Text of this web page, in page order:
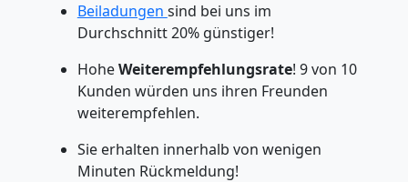
Beiladungen sind bei uns im
Durchschnitt 20% günstiger!
HoheWeiterempfehlungsrate! 9 von 10
Kunden würden uns ihren Freunden
weiterempfehlen.
Sie erhalten innerhalb von wenigen
Minuten Rückmeldung!